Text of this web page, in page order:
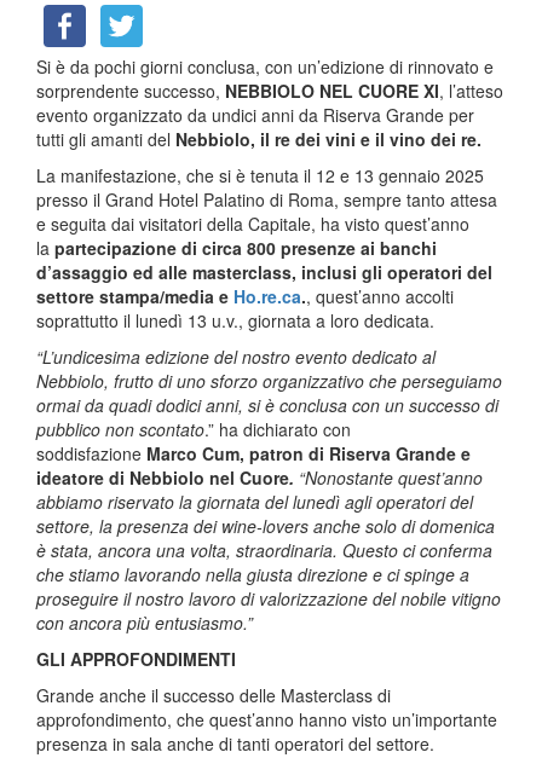
Si è da pochi giorni conclusa, con un’edizione di rinnovato e
sorprendente successo, NEBBIOLO NEL CUORE XI, l’atteso
evento organizzato da undici anni da Riserva Grande per
tutti gli amanti del Nebbiolo, il re dei vini e il vino dei re.
La manifestazione, che si è tenuta il 12 e 13 gennaio 2025
presso il Grand Hotel Palatino di Roma, sempre tanto attesa
e seguita dai visitatori della Capitale, ha visto quest’anno
la partecipazione di circa 800 presenze ai banchi
d’assaggio ed alle masterclass, inclusi gli operatori del
settore stampa/media e Ho.re.ca., quest’anno accolti
soprattutto il lunedì 13 u.v., giornata a loro dedicata.
“L’undicesima edizione del nostro evento dedicato al
Nebbiolo, frutto di uno sforzo organizzativo che perseguiamo
ormai da quadi dodici anni, si è conclusa con un successo di
pubblico non scontato.” ha dichiarato con
soddisfazione Marco Cum, patron di Riserva Grande e
ideatore di Nebbiolo nel Cuore. “Nonostante quest’anno
abbiamo riservato la giornata del lunedì agli operatori del
settore, la presenza dei wine-lovers anche solo di domenica
è stata, ancora una volta, straordinaria. Questo ci conferma
che stiamo lavorando nella giusta direzione e ci spinge a
proseguire il nostro lavoro di valorizzazione del nobile vitigno
con ancora più entusiasmo.”
GLI APPROFONDIMENTI
Grande anche il successo delle Masterclass di
approfondimento, che quest’anno hanno visto un’importante
presenza in sala anche di tanti operatori del settore.